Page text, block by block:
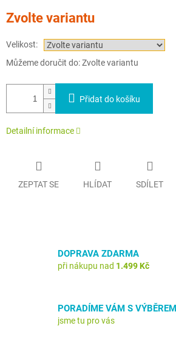
cena:
Zvolte variantu
Velikost:
Můžeme doručit do:Zvolte variantu
Přidat do košíku
Detailní informace
ZEPTAT SE HLÍDAT SDÍLET
DOPRAVA ZDARMA
při nákupu nad 1.499 Kč
PORADÍME VÁM S VÝBĚREM
jsme tu pro vás